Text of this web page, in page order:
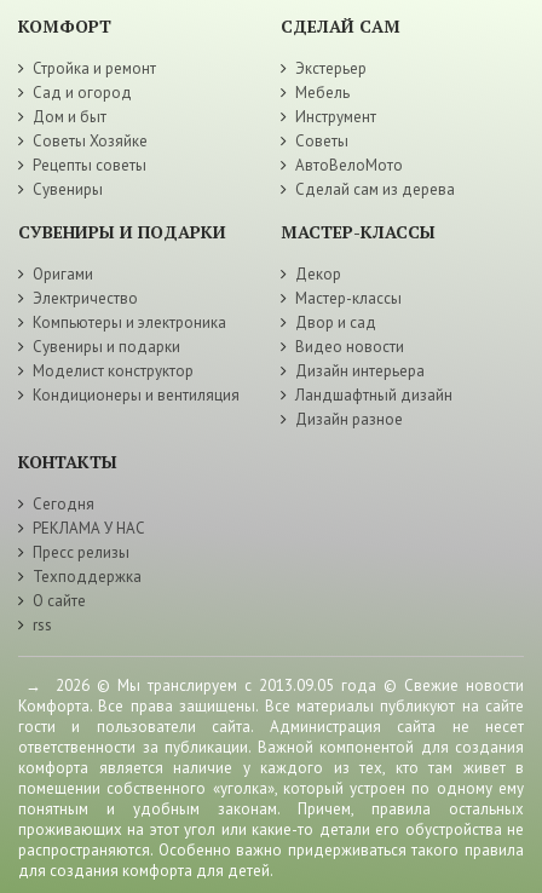
КОМФОРТ
Стройка и ремонт
Сад и огород
Дом и быт
Советы Хозяйке
Рецепты советы
Сувениры
СДЕЛАЙ САМ
Экстерьер
Мебель
Инструмент
Советы
АвтоВелоМото
Сделай сам из дерева
СУВЕНИРЫ И ПОДАРКИ
Оригами
Электричество
Компьютеры и электроника
Сувениры и подарки
Моделист конструктор
Кондиционеры и вентиляция
МАСТЕР-КЛАССЫ
Декор
Мастер-классы
Двор и сад
Видео новости
Дизайн интерьера
Ландшафтный дизайн
Дизайн разное
КОНТАКТЫ
Сегодня
РЕКЛАМА У НАС
Пресс релизы
Техподдержка
О сайте
rss
→ 2026 © Мы транслируем с 2013.09.05 года © Свежие новости
Комфорта. Все права защищены. Все материалы публикуют на сайте
гости и пользователи сайта. Администрация сайта не несет
ответственности за публикации. Важной компонентой для создания
комфорта является наличие у каждого из тех, кто там живет в
помещении собственного «уголка», который устроен по одному ему
понятным и удобным законам. Причем, правила остальных
проживающих на этот угол или какие-то детали его обустройства не
распространяются. Особенно важно придерживаться такого правила
для создания комфорта для детей.